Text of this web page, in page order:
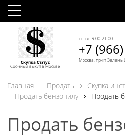
Скупка Статус
Срочный выкуп в Москве
пн-вс, 9:00-21:00
+7
Москва, пр-кт
Главная Продать
Скупка
Продать бензопилу
Продать
Продать